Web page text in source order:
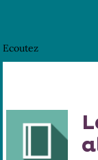
Ecoutez